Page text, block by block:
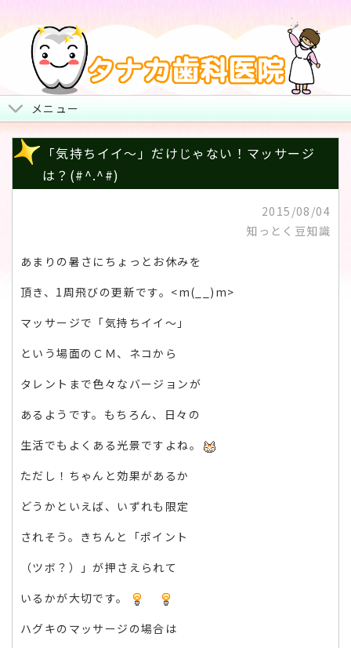
メニュー
トップページ
院長からみなさまへ
スタッフ紹介・院内風景
「気持ちイイ～」だけじゃない！マッサージ
は？(#^.^#)
2015/08/04
知っとく豆知識
あまりの暑さにちょっとお休みを
頂き、1周飛びの更新です。<m(__)m>
マッサージで「気持ちイイ～」
という場面のＣＭ、ネコから
タレントまで色々なバージョンが
あるようです。もちろん、日々の
生活でもよくある光景ですよね。
ただし！ちゃんと効果があるか
どうかといえば、いずれも限定
されそう。きちんと「ポイント
（ツボ？）」が押さえられて
いるかが大切です。
ハグキのマッサージの場合は